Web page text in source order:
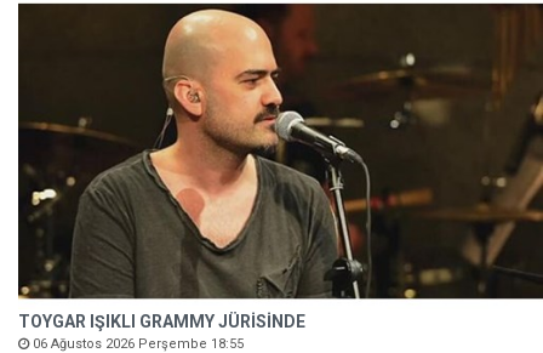
TOYGAR IŞIKLI GRAMMY JÜRİSİNDE
06 Ağustos 2026 Perşembe 18:55